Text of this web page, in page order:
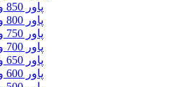
پاور 850 وات
پاور 800 وات
پاور 750 وات
پاور 700 وات
پاور 650 وات
پاور 600 وات